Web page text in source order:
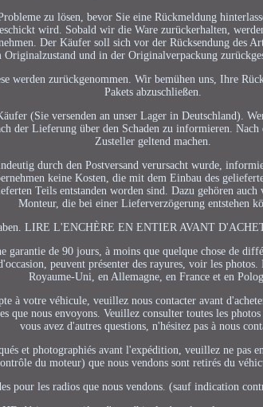
zu lösen, bevor Sie eine Rückmeldung
wird. Sobald wir die Ware zurückerhalten,
Der Käufer soll sich vor der Rücksendung des
Originalzustand und in der Originalverpackung
werden zurückgenommen. Wir bemühen uns, Ihre
Pakets abzuschließen.
(Sie versenden an unser Lager in Deutschland).
der Lieferung über den Schaden zu informieren.
Zusteller geltend machen.
durch den Postversand verursacht wurde,
keine Kosten, die mit dem Einbau des
Teils entstanden worden sind. Dazu gehören
Monteur, die bei einer Lieferverzögerung entstehen
LIRE L'ENCHÈRE EN ENTIER AVANT
garantie de 90 jours, à moins que quelque chose de
peuvent présenter des rayures, voir les
Royaume-Uni, en Allemagne, en France et en
à votre véhicule, veuillez nous contacter avant
que nous envoyons. Veuillez consulter toutes les
vous avez d'autres questions, n'hésitez pas à nous
et photographiés avant l'expédition, veuillez ne pas
du moteur) que nous vendons sont retirés du
pour les radios que nous vendons. (sauf indication